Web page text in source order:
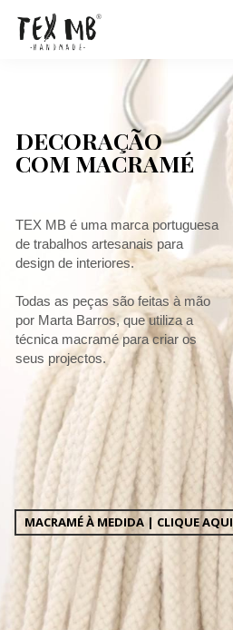
DECORAÇÃO
COM MACRAMÉ
TEX MB é uma marca portuguesa
de trabalhos artesanais para
design de interiores.
Todas as peças são feitas à mão
por Marta Barros, que utiliza a
técnica macramé para criar os
seus projectos.
MACRAMÉ À MEDIDA | CLIQUE AQUI